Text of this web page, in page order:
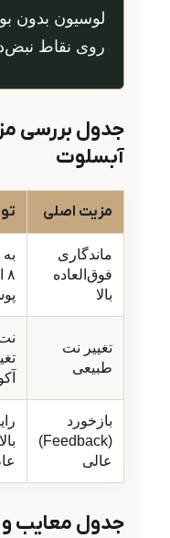
لوسیون بدون
روی نقاط
جدول بررسی
آبسلوت
مزیت اصلی
ماندگاری
فوق‌العاده
بالا
تغییر نت
طبیعی
بازخورد
(Feedback)
عالی
جدول معایب